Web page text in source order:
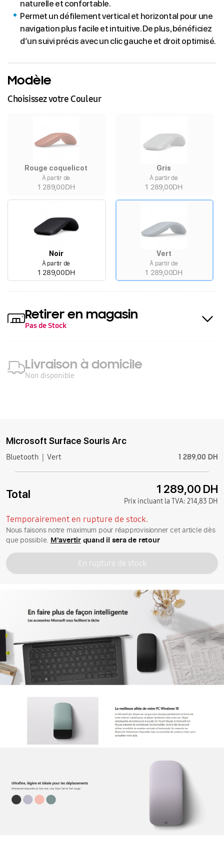
naturelle et confortable.
Permet un défilement vertical et horizontal pour une
navigation plus facile et intuitive. De plus, bénéficiez
d’un suivi précis avec un clic gauche et droit optimisé.
Modèle
Choisissez votre Couleur
Rouge coquelicot
À partir de
1 289,00DH
Gris
À partir de
1 289,00DH
Noir
À partir de
1 289,00DH
Vert
À partir de
1 289,00DH
Retirer en magasin
Pas de Stock
Livraison à domicile
Non disponible
Microsoft Surface Souris Arc
Bluetooth Vert 1 289,00 DH
Total 1 289,00 DH
Prix incluant la TVA: 214,83 DH
Temporairement en rupture de stock.
Nous faisons notre maximum pour réapprovisionner cet article dès
que possible. M'avertirquand il sera de retour
En rupture de stock